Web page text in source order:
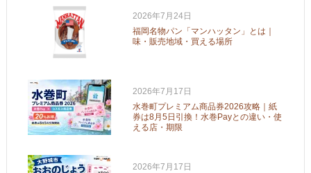
2026年7月24日
福岡名物パン「マンハッタン」とは｜
味・販売地域・買える場所
2026年7月17日
水巻町プレミアム商品券2026攻略｜紙
券は8月5日引換！水巻Payとの違い・使
える店・期限
2026年7月17日